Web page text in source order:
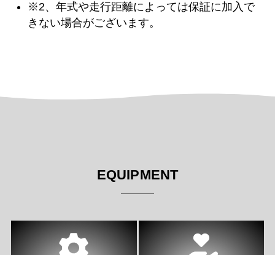
※2、年式や走行距離によっては保証に加入で
きない場合がございます。
EQUIPMENT